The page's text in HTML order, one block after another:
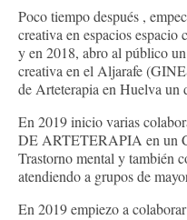
Poco tiempo después ,
creativa en espacios espacio
y en 2018, abro al público
creativa en el Aljarafe
de Arteterapia en Huelva un
En 2019 inicio varias
DE ARTETERAPIA en un
Trastorno mental y
atendiendo a grupos de
En 2019 empiezo a